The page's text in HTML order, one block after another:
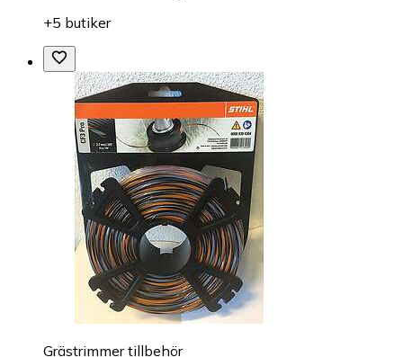
+5 butiker
Grästrimmer tillbehör